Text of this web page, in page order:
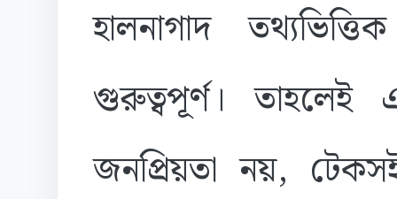
হালনাগাদ
গুরুত্বপূর্ণ।
জনপ্রিয়তা নয়,